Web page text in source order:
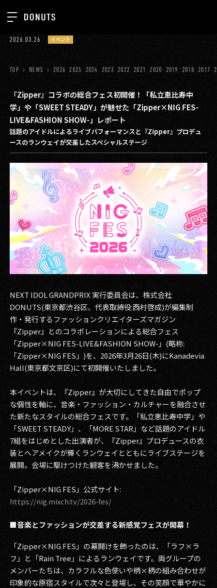
ジョブカン
ゲーム
ミクチャ
医療(CLIUS)
出版メディア
美少女図鑑
イベント
タテドラ
その他事業
2026
2024
2023
2022
2021
2020
2019
2018
2017
2015
2012
2011
TOP
ABOUT
SERVICES
GROUP
RECRUIT
CONTACT
PRIVACY POLICY
2026.03.26 イベント
TOP NEWS 2026 2025 2024 2023 2022 2021 2020 2019 2018 2017
『Zipper』コラボの総合フェス初開催！「私立恵比寿中
学」や「SWEET STEADY」が魅せた「Zipper×NIG FES-
LIVE&FASHION SHOW-」レポート
話題のアイドルによるライブパフォーマンスと『Zipper』プロデュ
ースのランウェイが交差したスペシャルステージ
NEXT IDOL GRANDPRIX 実⾏委員会は、株式会社
DONUTS(東京都渋谷区、代表取締役:西村啓成)が編集制
作・発行するファッションクリエイターズマガジン
『Zipper』とのコラボレーションによる総合フェス
「Zipper×NIG FES-LIVE&FASHION SHOW-」(略称:
「Zipper×NIG FES」)を、2026年3月26日(木)にKanadevia
Hall(東京都文京区)にて初開催いたしました。
本イベントは、『Zipper』が大切にしてきた自由でポップ
な個性を軸に、音楽・ファッション・カルチャーを融合させ
た新たなスタイルの総合フェスです。「私立恵比寿中学」や
「SWEET STEADY」、「MORE STAR」など話題のアイドル
7組をはじめとした出演者が、『Zipper』プロデュースの衣
装とヘアメイクが輝くランウェイとともにライブステージを
展開。会場に駆けつけた観客を沸かせました。
「Zipper×NIG FES」公式サイト:
https://nig.mixch.tv/2026-fes/
■音楽とファッションが交差する新感覚フェスが開幕！
「Zipper×NIG FES」の幕開けを飾ったのは、「ラフ×ラ
フ」と「Rain Tree」によるランウェイです。両グループの
メンバーたちは、カラフルな色使いや柄×柄の組み合わせが
印象的な原宿スタイルで次々と登場し、その笑顔で華やかに